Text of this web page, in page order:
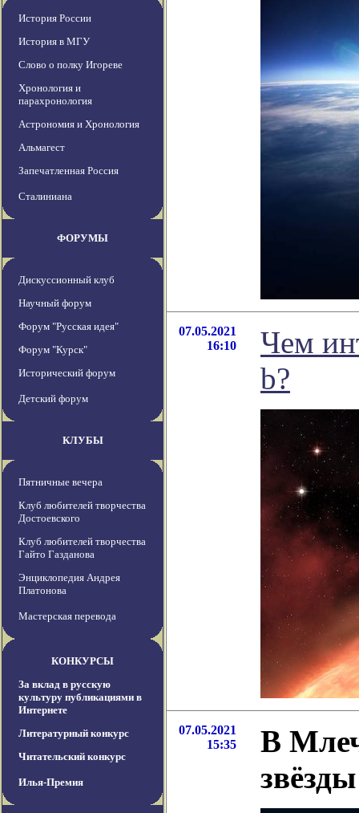
История России
История в МГУ
Слово о полку Игореве
Хронология и
парахронология
Астрономия и Хронология
Альмагест
Запечатленная Россия
Сталиниана
ФОРУМЫ
Дискуссионный клуб
Научный форум
Форум "Русская идея"
Форум "Курск"
Исторический форум
Детский форум
КЛУБЫ
Пятничные вечера
Клуб любителей творчества
Достоевского
Клуб любителей творчества
Гайто Газданова
Энциклопедия Андрея
Платонова
Мастерская перевода
КОНКУРСЫ
За вклад в русскую
культуру публикациями в
Интернете
Литературный конкурс
Читательский конкурс
Илья-Премия
07.05.2021
16:10
Чем
b?
07.05.2021
15:35
В